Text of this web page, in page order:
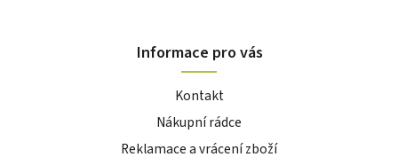
Informace pro vás
Kontakt
Nákupní rádce
Reklamace a vrácení zboží